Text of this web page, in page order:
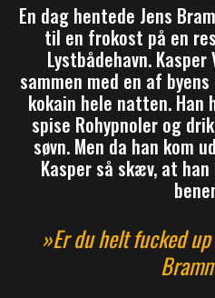
En dag hentede Jens
til en frokost på en
Lystbådehavn.
sammen med en af
kokain hele natten.
spise Rohypnoler og
søvn. Men da han kom
Kasper så skæv, at
»Er du helt fucked